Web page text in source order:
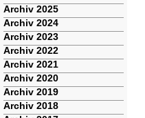
Archiv 2025
Archiv 2024
Archiv 2023
Archiv 2022
Archiv 2021
Archiv 2020
Archiv 2019
Archiv 2018